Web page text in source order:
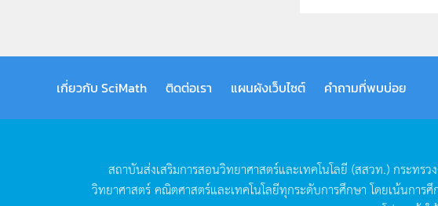
เกี่ยวกับ SciMath ติดต่อเรา แผนผังเว็บไซต์ คำถามที่พบบ่อย
สถาบันส่งเสริมการสอนวิทยาศาสตร์และเทคโนโลยี (สสวท.) กระทรว
วิทยาศาสตร์คณิตศาสตร์และเทคโนโลยีทุกระดับการศึกษา โดยเน้นการ